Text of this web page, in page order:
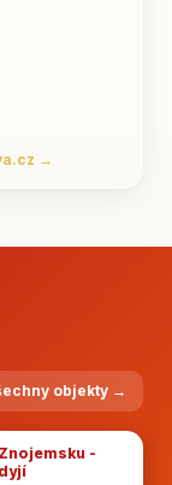
→
objekty →
-